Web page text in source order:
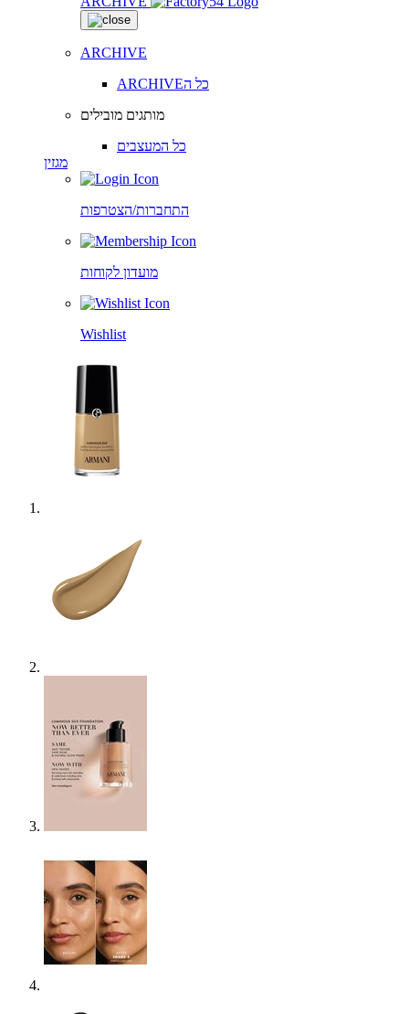
ARCHIVE
ARCHIVEכל ה
מותגים מובילים
כל המעצבים
מגזין
התחברות/הצטרפות
מועדון לקוחות
Wishlist